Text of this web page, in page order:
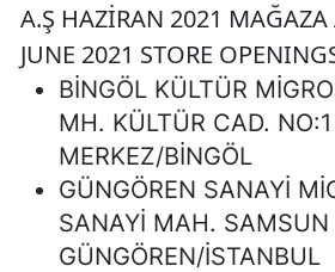
A.Ş HAZİRAN 2021
JUNE 2021 STORE
BİNGÖL KÜLTÜR
MH. KÜLTÜR CAD. NO:1
MERKEZ/BİNGÖL
GÜNGÖREN SANAYİ
SANAYİ MAH.
GÜNGÖREN/İSTANBUL